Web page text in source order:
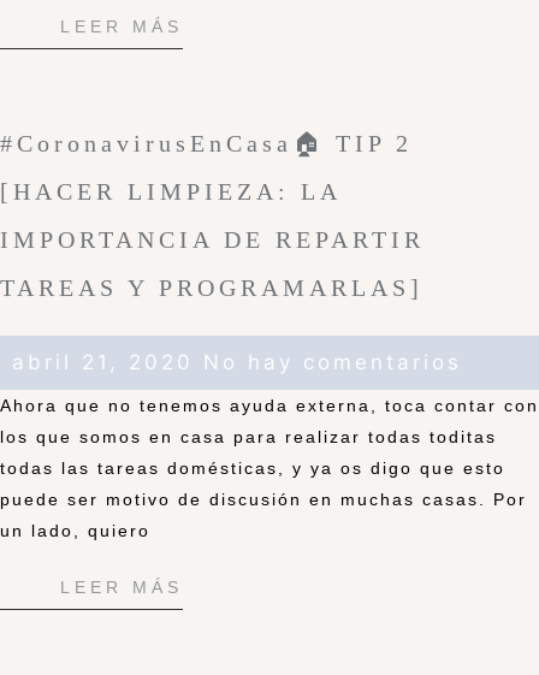
LEER MÁS
#CoronavirusEnCasa🏠 TIP 2
[HACER LIMPIEZA: LA
IMPORTANCIA DE REPARTIR
TAREAS Y PROGRAMARLAS]
abril 21, 2020 No hay comentarios
Ahora que no tenemos ayuda externa, toca contar con
los que somos en casa para realizar todas toditas
todas las tareas domésticas, y ya os digo que esto
puede ser motivo de discusión en muchas casas. Por
un lado, quiero
LEER MÁS